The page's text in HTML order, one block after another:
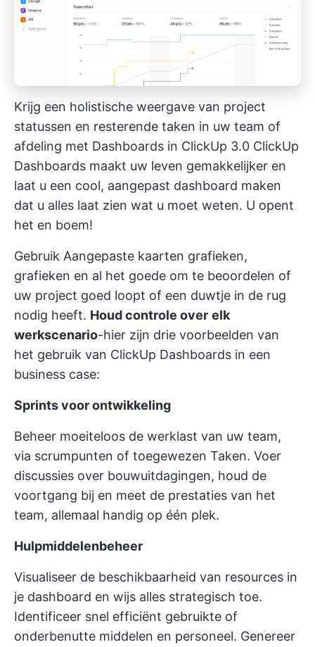
Krijg een holistische weergave van project
statussen en resterende taken in uw team of
afdeling met Dashboards in ClickUp 3.0 ClickUp
Dashboards maakt uw leven gemakkelijker en
laat u een cool, aangepast dashboard maken
dat u alles laat zien wat u moet weten. U opent
het en boem!
Gebruik Aangepaste kaarten grafieken,
grafieken en al het goede om te beoordelen of
uw project goed loopt of een duwtje in de rug
nodig heeft. Houd controle over elk
werkscenario-hier zijn drie voorbeelden van
het gebruik van ClickUp Dashboards in een
business case:
Sprints voor ontwikkeling
Beheer moeiteloos de werklast van uw team,
via scrumpunten of toegewezen Taken. Voer
discussies over bouwuitdagingen, houd de
voortgang bij en meet de prestaties van het
team, allemaal handig op één plek.
Hulpmiddelenbeheer
Visualiseer de beschikbaarheid van resources in
je dashboard en wijs alles strategisch toe.
Identificeer snel efficiënt gebruikte of
onderbenutte middelen en personeel. Genereer